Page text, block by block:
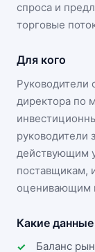
спроса и
торговые
Для кого
Руководители
директора по
руководители
действующим
поставщикам,
оценивающим
Какие
Баланс